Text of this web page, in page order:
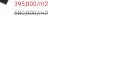
395,000/m2
680,000/m2